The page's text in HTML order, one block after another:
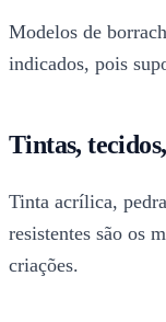
Modelos de
indicados, pois
Tintas,
Tinta acrílica,
resistentes são os
criações.